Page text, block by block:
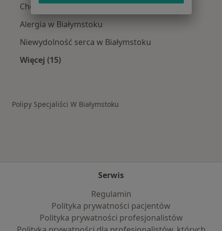
Choroby układu oddechowego w Białymstoku
Alergia w Białymstoku
Niewydolność serca w Białymstoku
Więcej (15)
Polipy Specjaliści W Białymstoku
Serwis
Regulamin
Polityka prywatności pacjentów
Polityka prywatności profesjonalistów